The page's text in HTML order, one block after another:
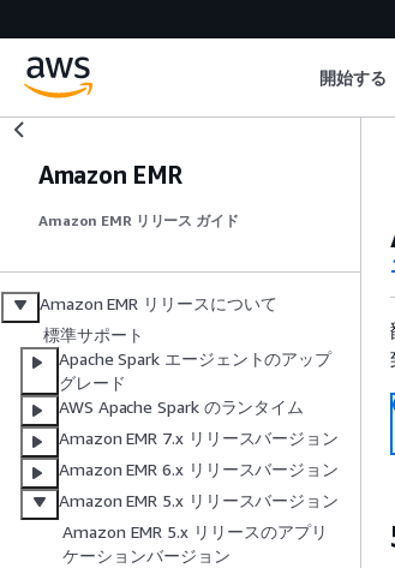
開始する
Amazon EMR
Amazon EMR リリース ガイド
Amazon EMR リリースについて
標準サポート
Apache Spark エージェントのアップ
グレード
AWS Apache Spark のランタイム
Amazon EMR 7.x リリースバージョン
Amazon EMR 6.x リリースバージョン
Amazon EMR 5.x リリースバージョン
Amazon EMR 5.x リリースのアプリ
ケーションバージョン